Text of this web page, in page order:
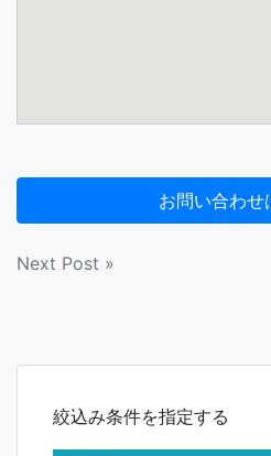
投
ナ
Next Post »
絞込み条件を指定する